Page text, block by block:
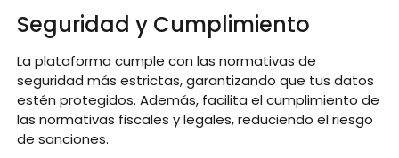
Seguridad y Cumplimiento
La plataforma cumple con las normativas de
seguridad más estrictas, garantizando que tus datos
estén protegidos. Además, facilita el cumplimiento de
las normativas fiscales y legales, reduciendo el riesgo
de sanciones.